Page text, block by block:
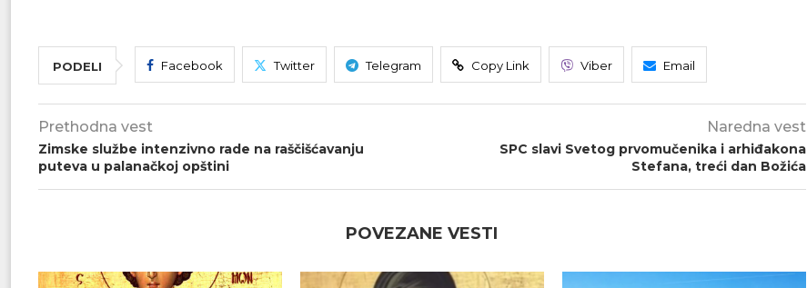
PODELI Facebook Twitter Telegram Copy Link Viber Email
Prethodna vest
Zimske službe intenzivno rade na raščišćavanju
puteva u palanačkoj opštini
Naredna vest
SPC slavi Svetog prvomučenika i arhiđakona
Stefana, treći dan Božića
POVEZANE VESTI